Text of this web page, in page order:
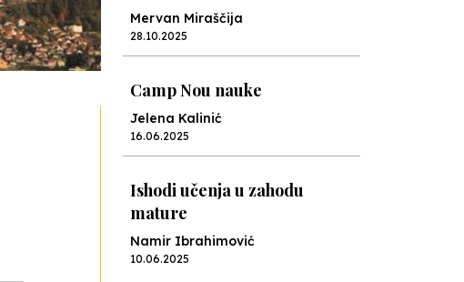
Mervan Miraščija
28.10.2025
Camp Nou nauke
Jelena Kalinić
16.06.2025
Ishodi učenja u zahodu
mature
Namir Ibrahimović
10.06.2025